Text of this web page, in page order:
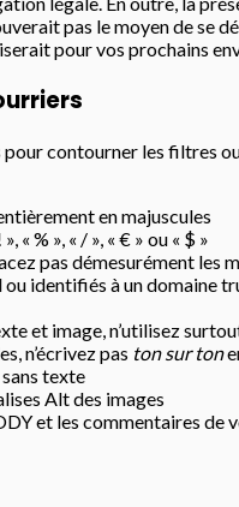
pas le moyen de se
pour vos prochains
contourner les filtres
en majuscules
« % », « / », « € » ou « $ »
pas démesurément les
identifiés à un domaine
et image, n’utilisez
n’écrivez pas ton sur ton
texte
Alt des images
et les commentaires